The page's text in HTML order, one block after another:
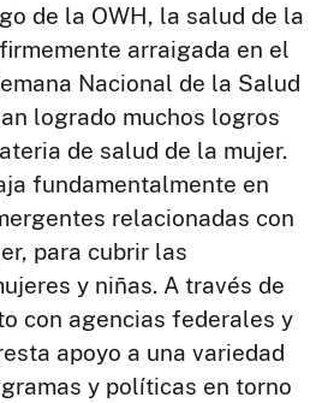
de la OWH, la salud de la
arraigada en el
Nacional de la Salud
logrado muchos logros
de salud de la mujer.
fundamentalmente en
relacionadas con
para cubrir las
y niñas. A través de
con agencias federales y
apoyo a una variedad
y políticas en torno